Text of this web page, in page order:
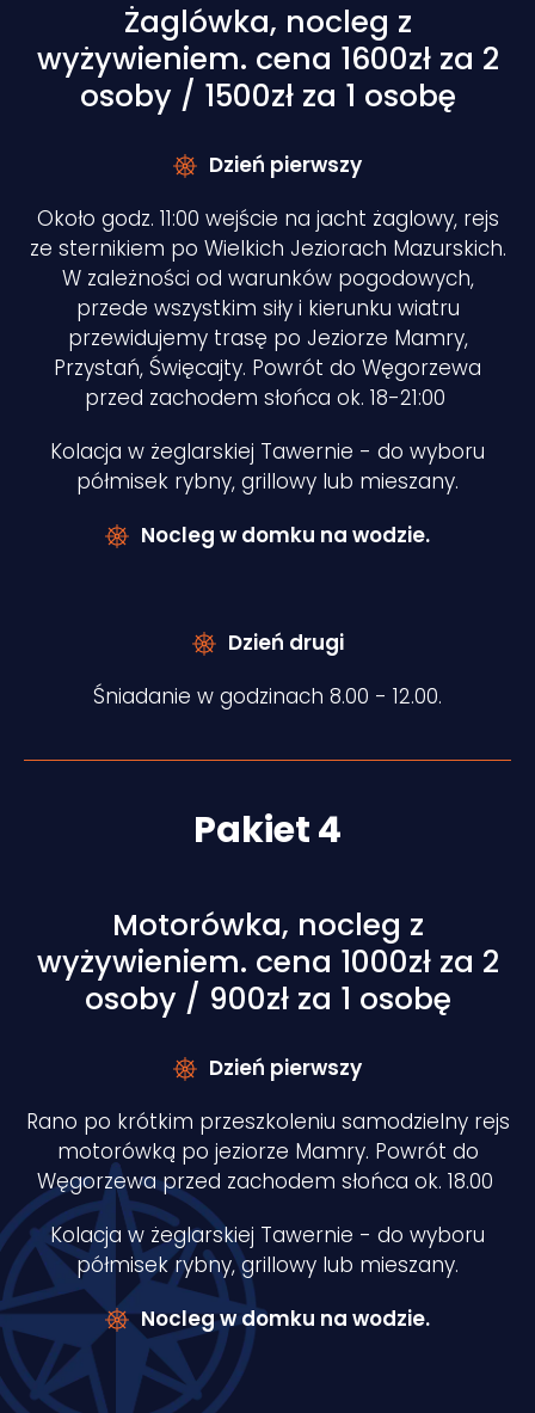
Żaglówka, nocleg z
wyżywieniem. cena 1600zł za 2
osoby / 1500zł za 1 osobę
Dzień pierwszy
Około godz. 11:00 wejście na jacht żaglowy, rejs
ze sternikiem po Wielkich Jeziorach Mazurskich.
W zależności od warunków pogodowych,
przede wszystkim siły i kierunku wiatru
przewidujemy trasę po Jeziorze Mamry,
Przystań, Święcajty. Powrót do Węgorzewa
przed zachodem słońca ok. 18-21:00
Kolacja w żeglarskiej Tawernie - do wyboru
półmisek rybny, grillowy lub mieszany.
Nocleg w domku na wodzie.
Dzień drugi
Śniadanie w godzinach 8.00 - 12.00.
Pakiet 4
Motorówka, nocleg z
wyżywieniem. cena 1000zł za 2
osoby / 900zł za 1 osobę
Dzień pierwszy
Rano po krótkim przeszkoleniu samodzielny rejs
motorówką po jeziorze Mamry. Powrót do
Węgorzewa przed zachodem słońca ok. 18.00
Kolacja w żeglarskiej Tawernie - do wyboru
półmisek rybny, grillowy lub mieszany.
Nocleg w domku na wodzie.